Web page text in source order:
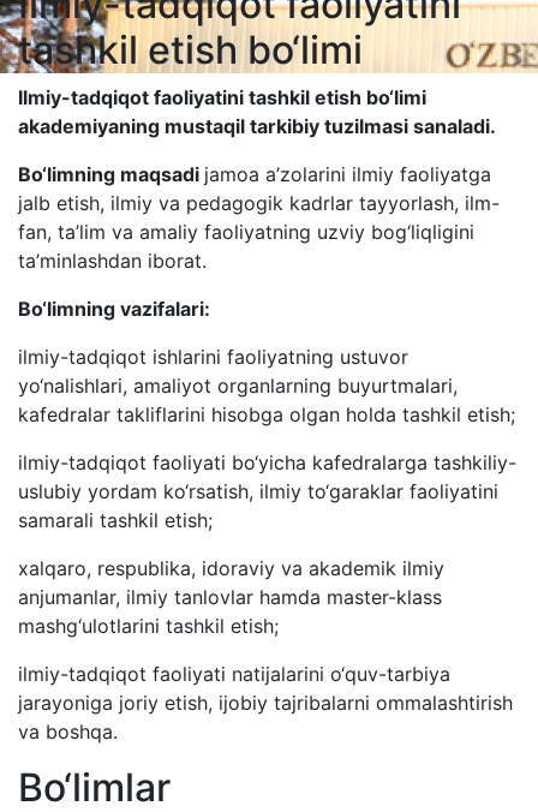
tashkil etish bo‘limi
Ilmiy-tadqiqot faoliyatini tashkil etish bo‘limi
akademiyaning mustaqil tarkibiy tuzilmasi sanaladi.
Bo‘limning maqsadi jamoa a’zolarini ilmiy faoliyatga
jalb etish, ilmiy va pedagogik kadrlar tayyorlash, ilm-
fan, ta’lim va amaliy faoliyatning uzviy bog‘liqligini
ta’minlashdan iborat.
Bo‘limning vazifalari:
ilmiy-tadqiqot ishlarini faoliyatning ustuvor
yo‘nalishlari, amaliyot organlarning buyurtmalari,
kafedralar takliflarini hisobga olgan holda tashkil etish;
ilmiy-tadqiqot faoliyati bo‘yicha kafedralarga tashkiliy-
uslubiy yordam ko‘rsatish, ilmiy to‘garaklar faoliyatini
samarali tashkil etish;
xalqaro, respublika, idoraviy va akademik ilmiy
anjumanlar, ilmiy tanlovlar hamda master-klass
mashg‘ulotlarini tashkil etish;
ilmiy-tadqiqot faoliyati natijalarini o‘quv-tarbiya
jarayoniga joriy etish, ijobiy tajribalarni ommalashtirish
va boshqa.
Bo‘limlar